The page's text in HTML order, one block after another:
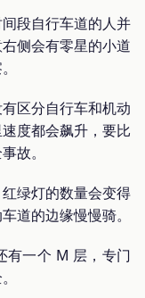
段自行车道的人并
侧会有零星的小道
区分自行车和机动
度都会飙升，要比
故。
绿灯的数量会变得
道的边缘慢慢骑。
有一个 M 层，专门